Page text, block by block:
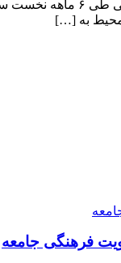
رییس دانشگاه علوم پزشکی
فرهنگی جامعه